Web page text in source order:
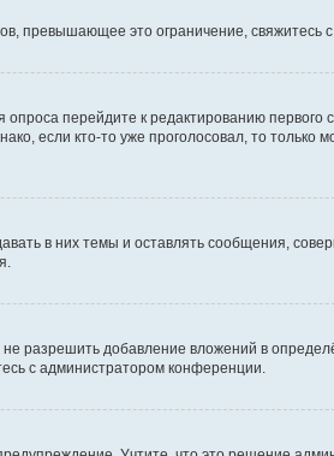
превышающее это ограничение, свяжитесь
перейдите к редактированию первого
если кто-то уже проголосовал, то
в них темы и оставлять сообщения,
разрешить добавление вложений в
с администратором конференции.